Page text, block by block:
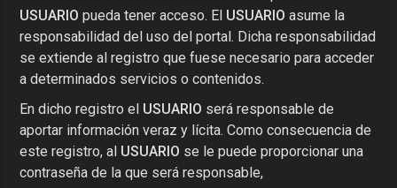
USUARIO pueda tener acceso. El USUARIO asume la
responsabilidad del uso del portal. Dicha responsabilidad
se extiende al registro que fuese necesario para acceder
a determinados servicios o contenidos.
En dicho registro el USUARIO será responsable de
aportar información veraz y lícita. Como consecuencia de
este registro, al USUARIO se le puede proporcionar una
contraseña de la que será responsable,